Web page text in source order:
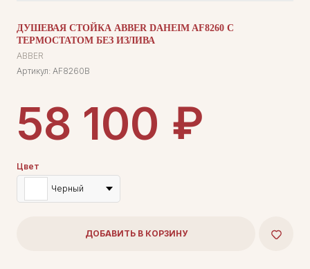
ДУШЕВАЯ СТОЙКА ABBER DAHEIM AF8260 С
ТЕРМОСТАТОМ БЕЗ ИЗЛИВА
ABBER
Артикул: AF8260B
58 100 ₽
Цвет
Черный
ДОБАВИТЬ В КОРЗИНУ